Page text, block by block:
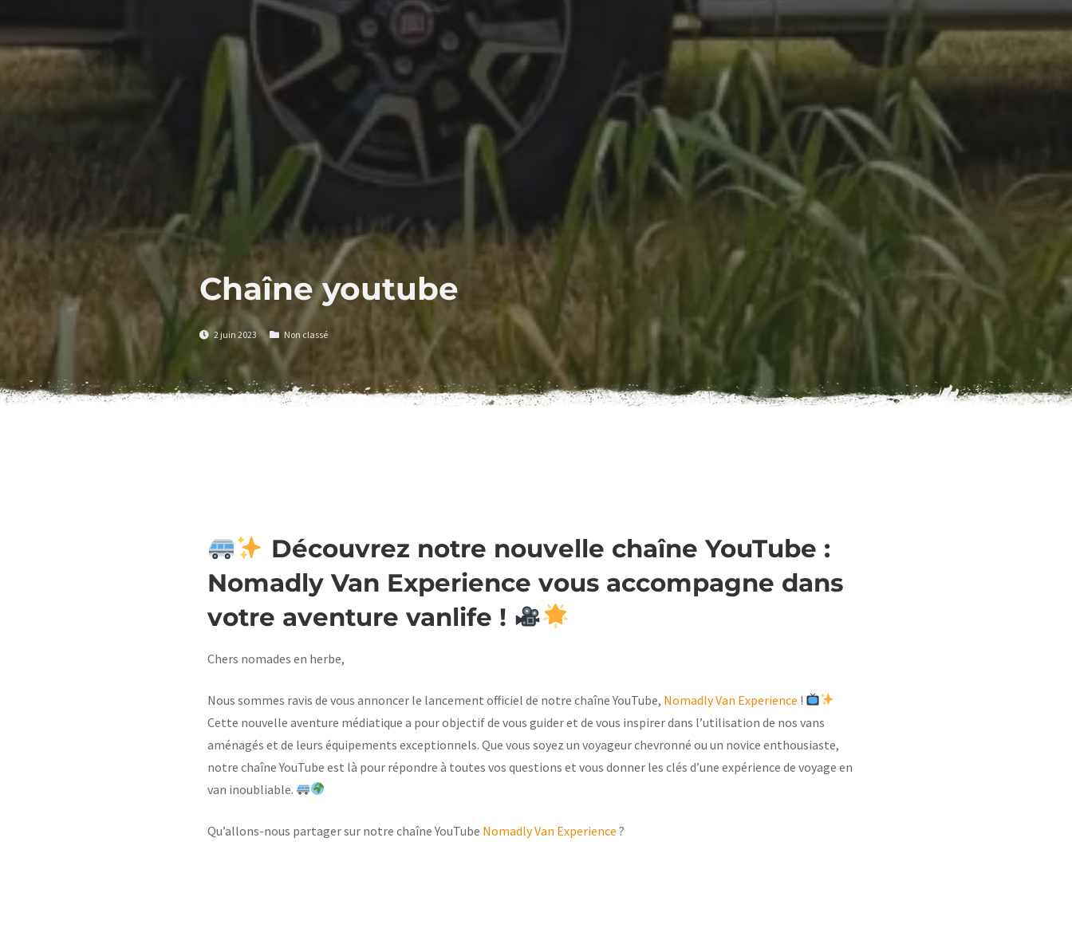
Chaîne youtube
2 juin 2023 Non classé
Découvrez notre nouvelle chaîne YouTube :
Nomadly Van Experience vous accompagne dans
votre aventure vanlife !
Chers nomades en herbe,
Nous sommes ravis de vous annoncer le lancement officiel de notre chaîne YouTube, Nomadly Van Experience !
Cette nouvelle aventure médiatique a pour objectif de vous guider et de vous inspirer dans l’utilisation de nos vans
aménagés et de leurs équipements exceptionnels. Que vous soyez un voyageur chevronné ou un novice enthousiaste,
notre chaîne YouTube est là pour répondre à toutes vos questions et vous donner les clés d’une expérience de voyage en
van inoubliable.
Qu’allons-nous partager sur notre chaîne YouTube Nomadly Van Experience ?